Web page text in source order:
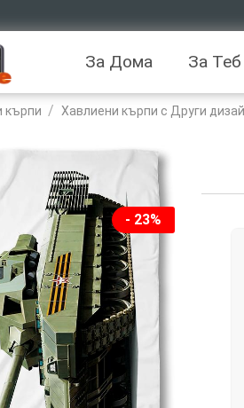
За Дома За Теб
кърпи / Хавлиени кърпи с Други
- 23%